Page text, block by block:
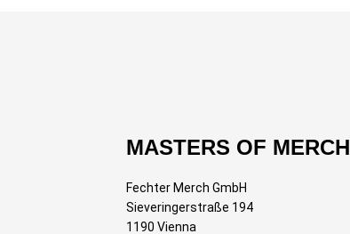
MASTERS OF MERCH
Fechter Merch GmbH
Sieveringerstraße 194
1190 Vienna